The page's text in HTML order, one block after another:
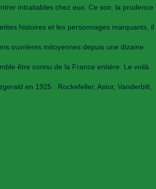
intraitables chez eux. Ce soir, la prudence
histoires et les personnages marquants, il
ouvrières mitoyennes depuis une dizaine
être connu de la France entière. Le voilà
en 1925 : Rockefeller, Astor, Vanderbilt,